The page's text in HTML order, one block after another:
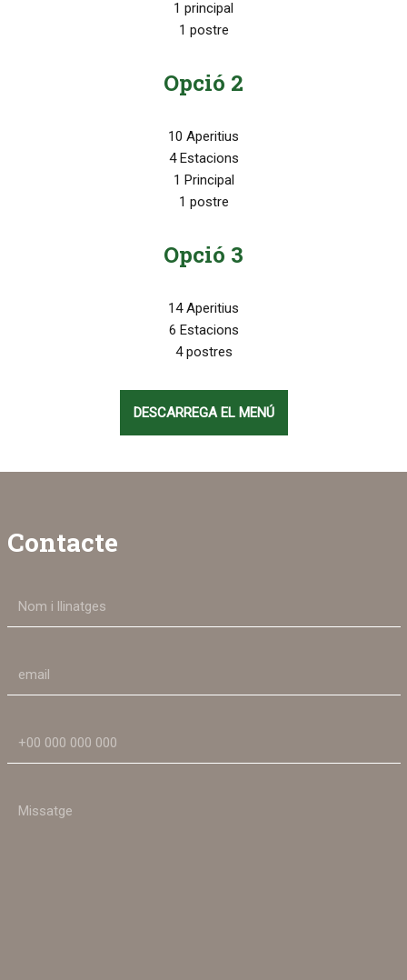
1 principal
1 postre
Opció 2
10 Aperitius
4 Estacions
1 Principal
1 postre
Opció 3
14 Aperitius
6 Estacions
4 postres
DESCARREGA EL MENÚ
Contacte